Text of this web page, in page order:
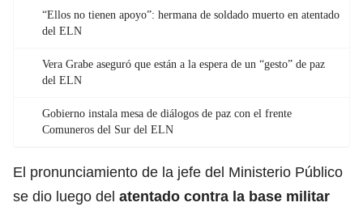
“Ellos no tienen apoyo”: hermana de soldado muerto en atentado
del ELN
Vera Grabe aseguró que están a la espera de un “gesto” de paz
del ELN
Gobierno instala mesa de diálogos de paz con el frente
Comuneros del Sur del ELN
El pronunciamiento de la jefe del Ministerio Público
se dio luego del atentado contra la base militar